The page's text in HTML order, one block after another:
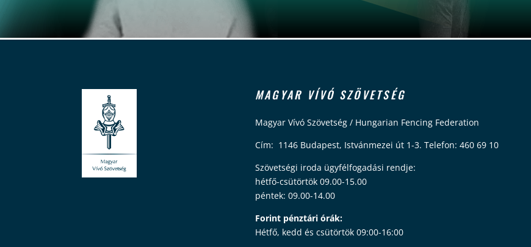
MAGYAR VÍVÓ SZÖVETSÉG
Magyar Vívó Szövetség / Hungarian Fencing Federation
Cím: 1146 Budapest, Istvánmezei út 1-3. Telefon: 460 69 10
Szövetségi iroda ügyfélfogadási rendje:
hétfő-csütörtök 09.00-15.00
péntek: 09.00-14.00
Forint pénztári órák:
Hétfő, kedd és csütörtök 09:00-16:00